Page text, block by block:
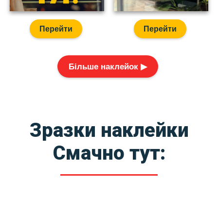
Перейти Перейти
Більше наклейок ▶
Зразки наклейки
Смачно тут: